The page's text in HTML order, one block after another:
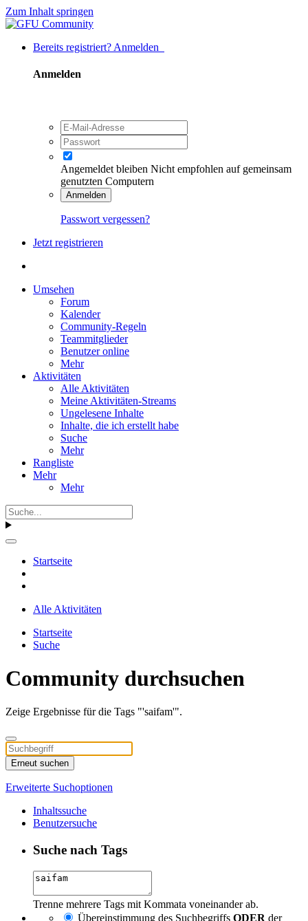
Zum Inhalt springen
Bereits registriert? Anmelden
Anmelden
Angemeldet bleiben Nicht empfohlen auf gemeinsam
genutzten Computern
Anmelden
Passwort vergessen?
Jetzt registrieren
Umsehen
Forum
Kalender
Community-Regeln
Teammitglieder
Benutzer online
Mehr
Aktivitäten
Alle Aktivitäten
Meine Aktivitäten-Streams
Ungelesene Inhalte
Inhalte, die ich erstellt habe
Suche
Mehr
Rangliste
Mehr
Mehr
Startseite
Alle Aktivitäten
Startseite
Suche
Community durchsuchen
Zeige Ergebnisse für die Tags "'saifam'".
Erneut suchen
Erweiterte Suchoptionen
Inhaltssuche
Benutzersuche
Suche nach Tags
Trenne mehrere Tags mit Kommata voneinander ab.
Übereinstimmung des Suchbegriffs ODER der